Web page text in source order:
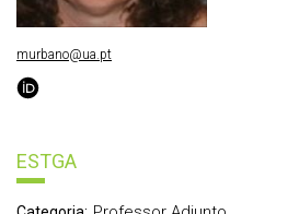
ESTGA
murbano@ua.pt